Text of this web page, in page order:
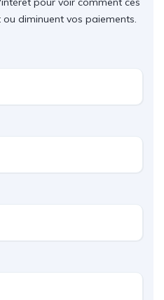
diminuent vos paiements.